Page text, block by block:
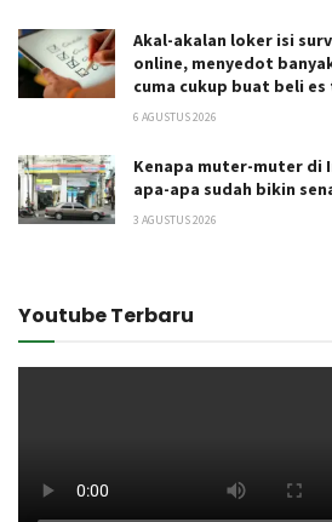
Akal-akalan loker isi
online, menyedot
cuma cukup buat beli es
6 AGUSTUS 2026
Kenapa muter-muter di
apa-apa sudah bikin
3 AGUSTUS 2026
Youtube Terbaru